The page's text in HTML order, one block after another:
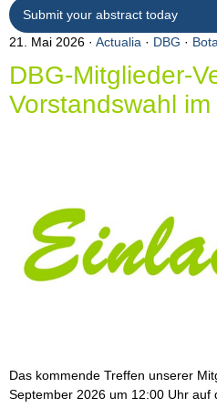
Submit your abstract today
21. Mai 2026
Actualia · DBG ·
DBG-Mitglieder-
Vorstandswahl
Das kommende Treffen unserer
September 2026 um 12:00 Uhr auf